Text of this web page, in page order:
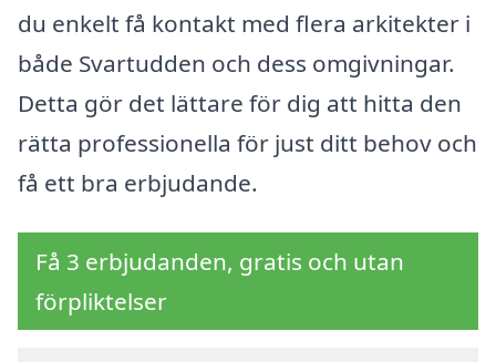
du enkelt få kontakt med flera arkitekter i
både Svartudden och dess omgivningar.
Detta gör det lättare för dig att hitta den
rätta professionella för just ditt behov och
få ett bra erbjudande.
Få 3 erbjudanden, gratis och utan
förpliktelser